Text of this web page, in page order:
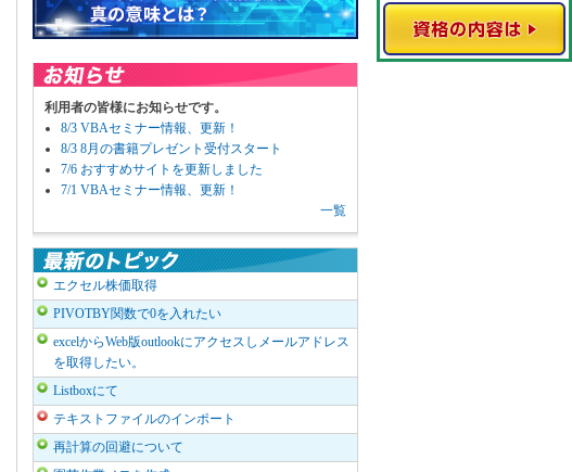
利用者の皆様にお知らせです。
8/3 VBAセミナー情報、更新！
8/3 8月の書籍プレゼント受付スタート
7/6 おすすめサイトを更新しました
7/1 VBAセミナー情報、更新！
一覧
エクセル株価取得
PIVOTBY関数で0を入れたい
excelからWeb版outlookにアクセスしメールアドレス
を取得したい。
Listboxにて
テキストファイルのインポート
再計算の回避について